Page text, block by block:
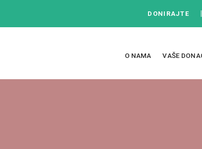
DONIRAJTE
O NAMA VAŠE